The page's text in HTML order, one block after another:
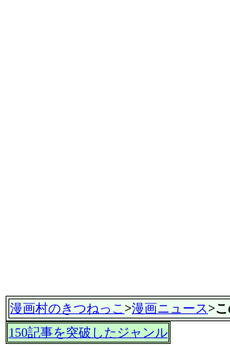
漫画村のきつねっこ >漫画ニュース>
150記事を突破したジャンル